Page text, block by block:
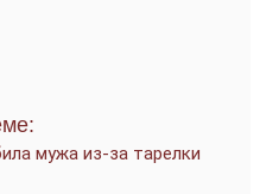
мужа из-за тарелки